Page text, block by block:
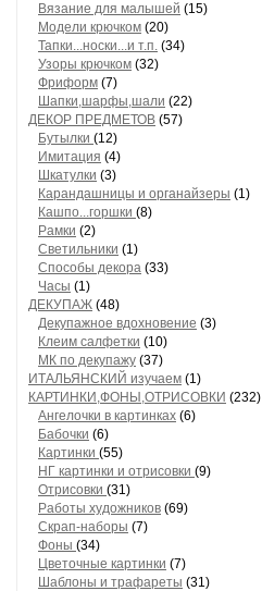
Вязание для малышей (15)
Модели крючком (20)
Тапки...носки...и т.п. (34)
Узоры крючком (32)
Фриформ (7)
Шапки,шарфы,шали (22)
ДЕКОР ПРЕДМЕТОВ (57)
Бутылки (12)
Имитация (4)
Шкатулки (3)
Карандашницы и органайзеры (1)
Кашпо...горшки (8)
Рамки (2)
Светильники (1)
Способы декора (33)
Часы (1)
ДЕКУПАЖ (48)
Декупажное вдохновение (3)
Клеим салфетки (10)
МК по декупажу (37)
ИТАЛЬЯНСКИЙ изучаем (1)
КАРТИНКИ,ФОНЫ,ОТРИСОВКИ (232)
Ангелочки в картинках (6)
Бабочки (6)
Картинки (55)
НГ картинки и отрисовки (9)
Отрисовки (31)
Работы художников (69)
Скрап-наборы (7)
Фоны (34)
Цветочные картинки (7)
Шаблоны и трафареты (31)